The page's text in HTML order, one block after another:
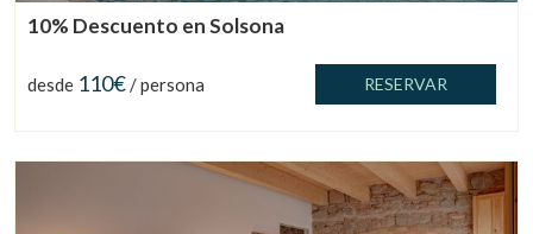
10% Descuento en Solsona
desde 110€/ persona RESERVAR